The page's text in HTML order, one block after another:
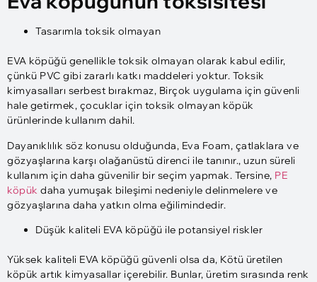
Tasarımla toksik olmayan
EVA köpüğü genellikle toksik olmayan olarak kabul edilir,
çünkü PVC gibi zararlı katkı maddeleri yoktur. Toksik
kimyasalları serbest bırakmaz, Birçok uygulama için güvenli
hale getirmek, çocuklar için toksik olmayan köpük
ürünlerinde kullanım dahil.
Dayanıklılık söz konusu olduğunda, Eva Foam, çatlaklara ve
gözyaşlarına karşı olağanüstü direnci ile tanınır., uzun süreli
kullanım için daha güvenilir bir seçim yapmak. Tersine, PE
köpük daha yumuşak bileşimi nedeniyle delinmelere ve
gözyaşlarına daha yatkın olma eğilimindedir.
Düşük kaliteli EVA köpüğü ile potansiyel riskler
Yüksek kaliteli EVA köpüğü güvenli olsa da, Kötü üretilen
köpük artık kimyasallar içerebilir. Bunlar, üretim sırasında renk